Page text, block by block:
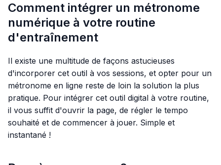
Comment intégrer un métronome
numérique à votre routine
d'entraînement
Il existe une multitude de façons astucieuses
d'incorporer cet outil à vos sessions, et opter pour un
métronome en ligne reste de loin la solution la plus
pratique. Pour intégrer cet outil digital à votre routine,
il vous suffit d'ouvrir la page, de régler le tempo
souhaité et de commencer à jouer. Simple et
instantané !